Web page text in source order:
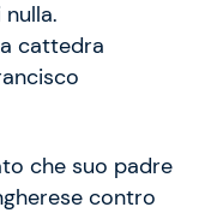
cattedra
che suo padre
contro